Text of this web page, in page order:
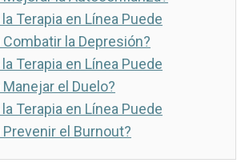
Terapia en Línea Puede
Combatir la Depresión?
Terapia en Línea Puede
el Duelo?
Terapia en Línea Puede
Prevenir el Burnout?